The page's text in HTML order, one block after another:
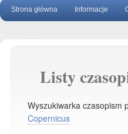
Strona główna Informacje
Listy
Wyszukiwarka czasopism
Copernicus